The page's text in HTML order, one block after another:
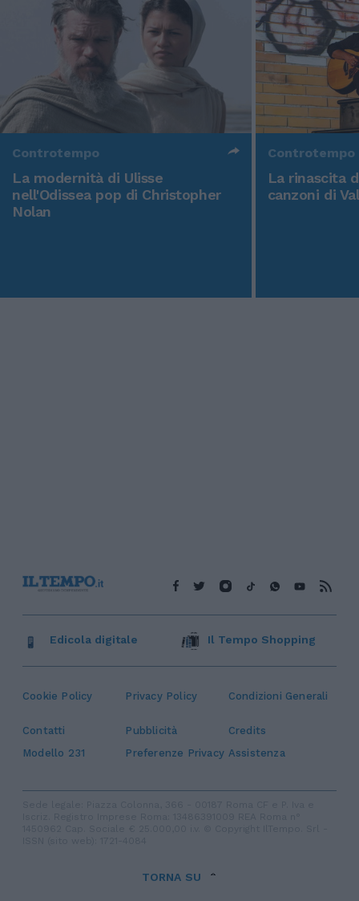
Controtempo
La modernità di Ulisse
nell'Odissea pop di Christopher
Nolan
Controtempo
La rinascita
canzoni di
Cookie Policy Privacy Policy Condizioni Generali
Contatti Pubblicità
Credits
Modello 231
Preferenze Privacy Assistenza
Edicola digitale Il Tempo Shopping
TORNA SU